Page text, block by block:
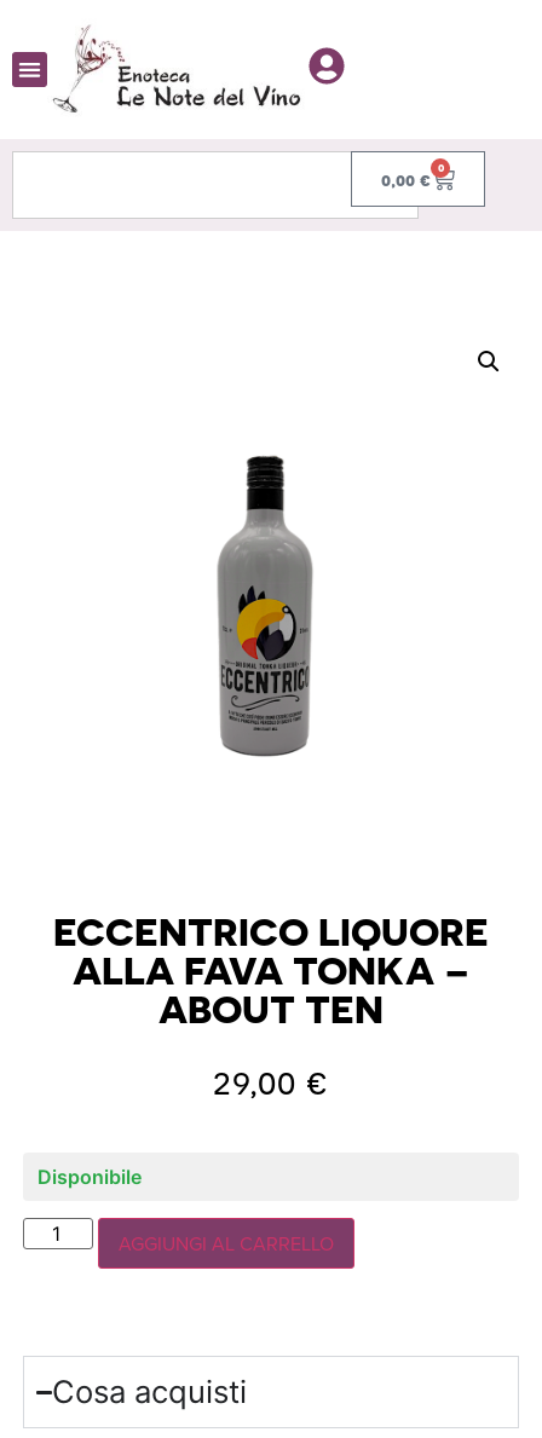
0,00 €
0
ECCENTRICO LIQUORE
ALLA FAVA TONKA –
ABOUT TEN
29,00 €
Disponibile
AGGIUNGI AL CARRELLO
Cosa acquisti